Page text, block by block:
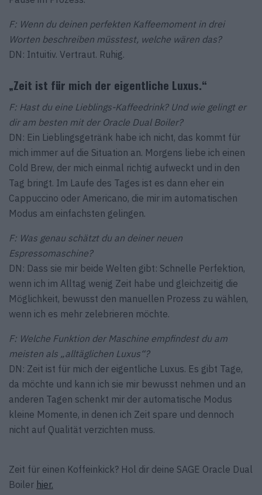
F: Wenn du deinen perfekten Kaffeemoment in drei
Worten beschreiben müsstest, welche wären das?
DN: Intuitiv. Vertraut. Ruhig.
„Zeit ist für mich der eigentliche Luxus.“
F: Hast du eine Lieblings-Kaffeedrink? Und wie gelingt er
dir am besten mit der Oracle Dual Boiler?
DN: Ein Lieblingsgetränk habe ich nicht, das kommt für
mich immer auf die Situation an. Morgens liebe ich einen
Cold Brew, der mich einmal richtig aufweckt und in den
Tag bringt. Im Laufe des Tages ist es dann eher ein
Cappuccino oder Americano, die mir im automatischen
Modus am einfachsten gelingen.
F: Was genau schätzt du an deiner neuen
Espressomaschine?
DN: Dass sie mir beide Welten gibt: Schnelle Perfektion,
wenn ich im Alltag wenig Zeit habe und gleichzeitig die
Möglichkeit, bewusst den manuellen Prozess zu wählen,
wenn ich es mehr zelebrieren möchte.
F: Welche Funktion der Maschine empfindest du am
meisten als „alltäglichen Luxus“?
DN: Zeit ist für mich der eigentliche Luxus. Es gibt Tage,
da möchte und kann ich sie mir bewusst nehmen und an
anderen Tagen schenkt mir der automatische Modus
kleine Momente, in denen ich Zeit spare und dennoch
nicht auf Qualität verzichten muss.
Zeit für einen Koffeinkick? Hol dir deine SAGE Oracle Dual
Boiler hier.